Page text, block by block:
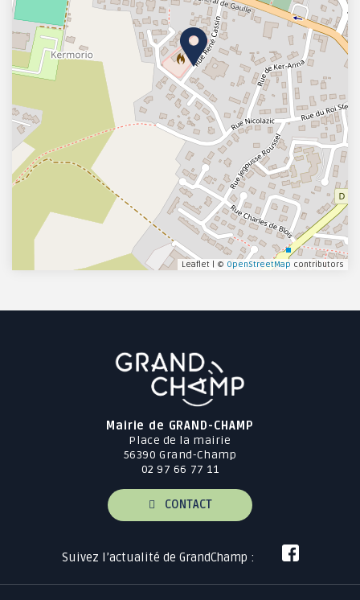
Leaflet | © OpenStreetMap contributors
Mairie de GRAND-CHAMP
Place de la mairie
56390 Grand-Champ
02 97 66 77 11
CONTACT
Suivez l’actualité de GrandChamp :